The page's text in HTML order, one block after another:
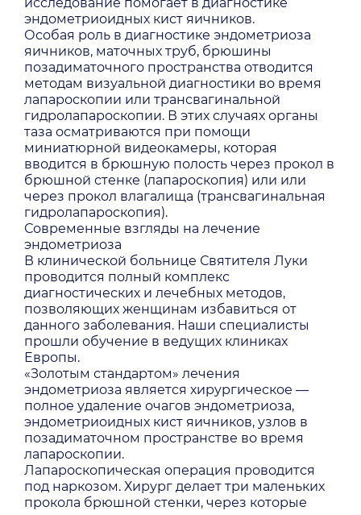
эндометриоидных кист яичников.
Особая роль в диагностике эндометриоза
яичников, маточных труб, брюшины
позадиматочного пространства отводится
методам визуальной диагностики во время
лапароскопии или трансвагинальной
гидролапароскопии. В этих случаях органы
таза осматриваются при помощи
миниатюрной видеокамеры, которая
вводится в брюшную полость через прокол в
брюшной стенке (лапароскопия) или или
через прокол влагалища (трансвагинальная
гидролапароскопия).
Современные взгляды на лечение
эндометриоза
В клинической больнице Святителя Луки
проводится полный комплекс
диагностических и лечебных методов,
позволяющих женщинам избавиться от
данного заболевания. Наши специалисты
прошли обучение в ведущих клиниках
Европы.
«Золотым стандартом» лечения
эндометриоза является хирургическое —
полное удаление очагов эндометриоза,
эндометриоидных кист яичников, узлов в
позадиматочном пространстве во время
лапароскопии.
Лапароскопическая операция проводится
под наркозом. Хирург делает три маленьких
прокола брюшной стенки, через которые